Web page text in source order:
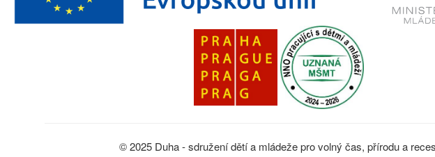
© 2025 Duha - sdružení dětí a mládeže pro volný čas, přírodu a